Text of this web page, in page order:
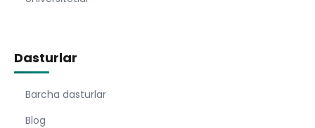
Dasturlar
Barcha dasturlar
Blog